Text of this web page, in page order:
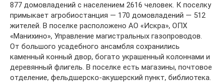
877 домовладений с населением 2616 человек. К поселку
примыкает агробиостанция — 170 домовладений — 512
жителей. В поселке расположено АО «Искра», ОПХ
«Манихино», Управление магистральных газопроводов.
От большого усадебного ансамбля сохранились
каменный конный двор, богато украшенный колоннами и
деревянный флигель. В поселке есть магазины, почтовое
отделение, фельдшерско-акушерский пункт, библиотека.